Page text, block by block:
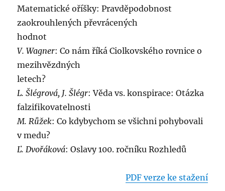
Matematické oříšky: Pravděpodobnost
zaokrouhlených převrácených
hodnot
V. Wagner: Co nám říká Ciolkovského rovnice o
mezihvězdných
letech?
L. Šlégrová, J. Šlégr: Věda vs. konspirace: Otázka
falzifikovatelnosti
M. Růžek: Co kdybychom se všichni pohybovali
v medu?
Ľ. Dvořáková: Oslavy 100. ročníku Rozhledů
PDF verze ke stažení